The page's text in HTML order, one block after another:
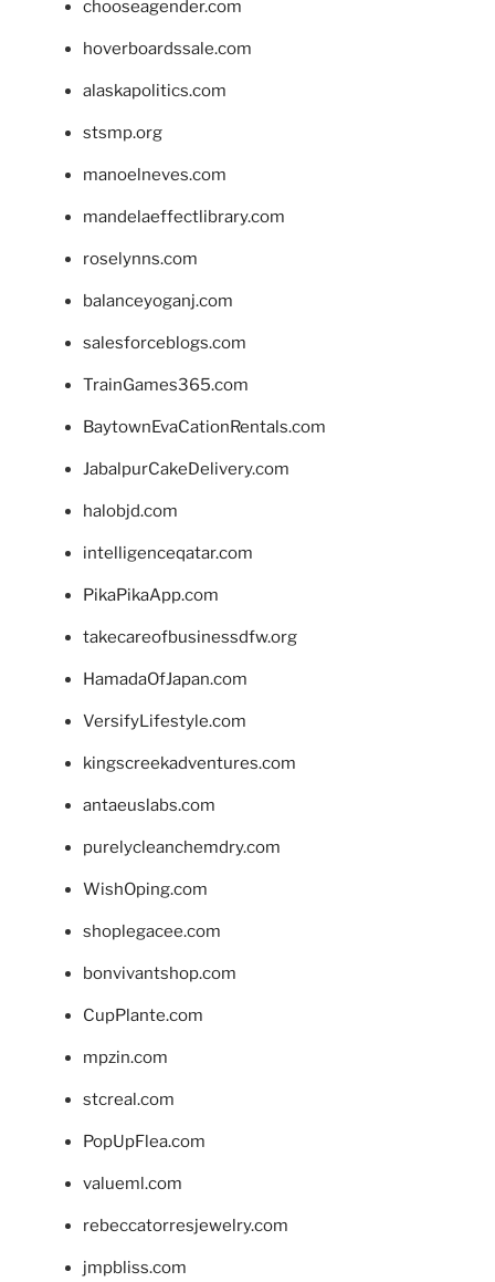
chooseagender.com
hoverboardssale.com
alaskapolitics.com
stsmp.org
manoelneves.com
mandelaeffectlibrary.com
roselynns.com
balanceyoganj.com
salesforceblogs.com
TrainGames365.com
BaytownEvaCationRentals.com
JabalpurCakeDelivery.com
halobjd.com
intelligenceqatar.com
PikaPikaApp.com
takecareofbusinessdfw.org
HamadaOfJapan.com
VersifyLifestyle.com
kingscreekadventures.com
antaeuslabs.com
purelycleanchemdry.com
WishOping.com
shoplegacee.com
bonvivantshop.com
CupPlante.com
mpzin.com
stcreal.com
PopUpFlea.com
valueml.com
rebeccatorresjewelry.com
jmpbliss.com